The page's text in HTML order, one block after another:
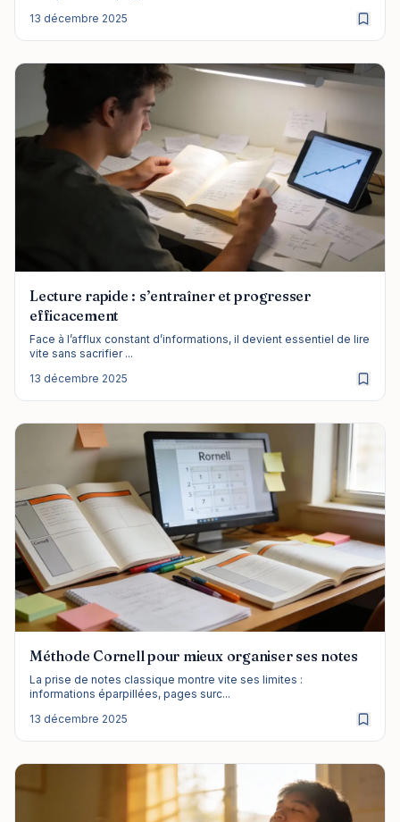
13 décembre 2025
Lecture rapide : s’entraîner et progresser
efficacement
Face à l’afflux constant d’informations, il devient essentiel de lire
vite sans sacrifier ...
13 décembre 2025
Méthode Cornell pour mieux organiser ses notes
La prise de notes classique montre vite ses limites :
informations éparpillées, pages surc...
13 décembre 2025